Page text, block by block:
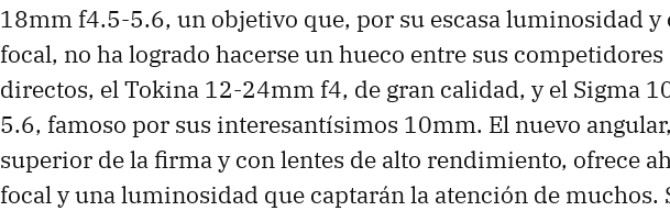
18mm f4.5-5.6, un objetivo que, por su escasa luminosidad y
focal, no ha logrado hacerse un hueco entre sus competidores
directos, el Tokina 12-24mm f4, de gran calidad, y el Sigma
5.6, famoso por sus interesantísimos 10mm. El nuevo
superior de la firma y con lentes de alto rendimiento, ofrece
focal y una luminosidad que captarán la atención de muchos.